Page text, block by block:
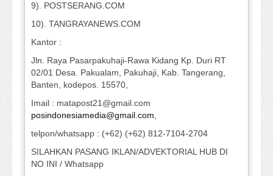
9). POSTSERANG.COM
10). TANGRAYANEWS.COM
Kantor :
Jln. Raya Pasarpakuhaji-Rawa Kidang Kp. Duri RT
02/01 Desa. Pakualam, Pakuhaji, Kab. Tangerang,
Banten, kodepos. 15570,
Imail : matapost21@gmail.com
posindonesiamedia@gmail.com
telpon/whatsapp : (+62) (+62) 812-7104-2704
SILAHKAN PASANG IKLAN/ADVEKTORIAL HUB DI
NO INI / Whatsapp